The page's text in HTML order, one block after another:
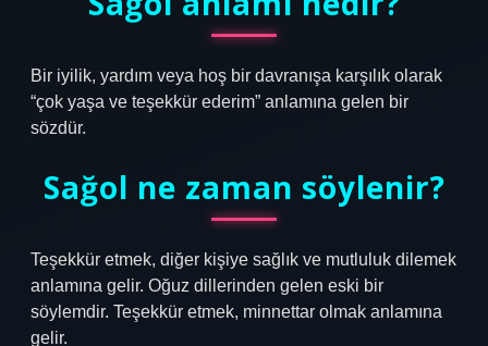
Bir iyilik, yardım veya hoş bir davranışa karşılık olarak
“çok yaşa ve teşekkür ederim” anlamına gelen bir
sözdür.
Sağol ne zaman söylenir?
Teşekkür etmek, diğer kişiye sağlık ve mutluluk dilemek
anlamına gelir. Oğuz dillerinden gelen eski bir
söylemdir. Teşekkür etmek, minnettar olmak anlamına
gelir.